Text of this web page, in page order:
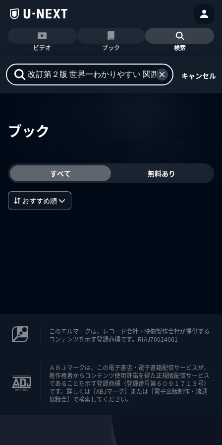
ビデオ ブック 検索
キャンセル
ブック
すべて 無料あり
おすすめ順
このエルマークは、レコード会社・映像製作会社が提供する
コンテンツを示す登録商標です。RIAJ70024001
ＡＢＪマークは、この電子書店・電子書籍配信サービスが、
著作権者からコンテンツ使用許諾を得た正規版配信サービス
であることを示す登録商標（登録番号第６０９１７１３号）
です。詳しくは［ABJマーク］または［電子出版制作・流通
協議会］で検索してください。